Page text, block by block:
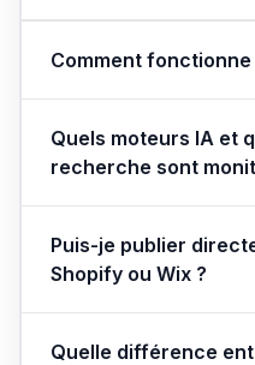
Comment fonctionne
Quels moteurs IA et
recherche sont
Puis-je publier
Shopify ou Wix ?
Quelle différence